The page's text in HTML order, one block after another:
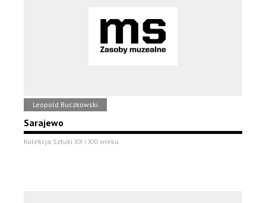
Leopold Buczkowski
Sarajewo
Kolekcja Sztuki XX i XXI wieku